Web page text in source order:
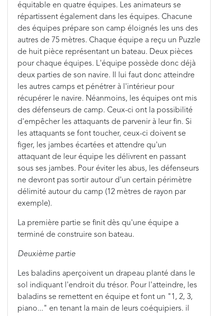
équitable en quatre équipes. Les animateurs se
répartissent également dans les équipes. Chacune
des équipes prépare son camp éloignés les uns des
autres de 75 mètres. Chaque équipe a reçu un Puzzle
de huit pièce représentant un bateau. Deux pièces
pour chaque équipes. L'équipe possède donc déjà
deux parties de son navire. Il lui faut donc atteindre
les autres camps et pénétrer à l'intérieur pour
récupérer le navire. Néanmoins, les équipes ont mis
des défenseurs de camp. Ceux-ci ont la possibilité
d'empêcher les attaquants de parvenir à leur fin. Si
les attaquants se font toucher, ceux-ci doivent se
figer, les jambes écartées et attendre qu'un
attaquant de leur équipe les délivrent en passant
sous ses jambes. Pour éviter les abus, les défenseurs
ne devront pas sortir autour d'un certain périmètre
délimité autour du camp (12 mètres de rayon par
exemple).
La première partie se finit dès qu'une équipe a
terminé de construire son bateau.
Deuxième partie
Les baladins aperçoivent un drapeau planté dans le
sol indiquant l'endroit du trésor. Pour l'atteindre, les
baladins se remettent en équipe et font un "1, 2, 3,
piano..." en tenant la main de leurs coéquipiers. il